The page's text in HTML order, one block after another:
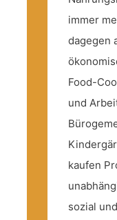
immer
dagegen
Food-
und
kaufen
sozial